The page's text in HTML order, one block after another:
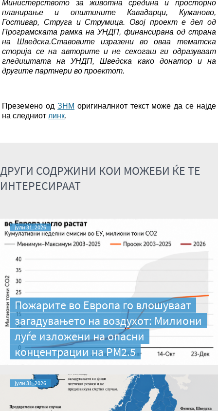
Министерството за животна средина и просторно
планирање и општините Кавадарци, Куманово,
Гостивар, Струга и Струмица. Овој проект е дел од
Програмската рамка на УНДП, финансирана од страна
на Шведска.Ставовите изразени во оваа тематска
сторија се на авторите и не секогаш ги одразуваат
гледиштата на УНДП, Шведска како донатор и на
другите партнери во проектот.
Преземено од ЗНМ оригиналниот текст може да се најде
на следниот линк.
ДРУГИ СОДРЖИНИ КОИ МОЖЕБИ ЌЕ ТЕ
ИНТЕРЕСИРААТ
јули 31, 2026
Пожарите во Европа го влошуваат
загадувањето на воздухот: Милиони
луѓе изложени на опасни
концентрации на PM2.5
јули 31, 2026